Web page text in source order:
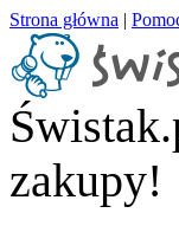
Strona główna |
zakupy!